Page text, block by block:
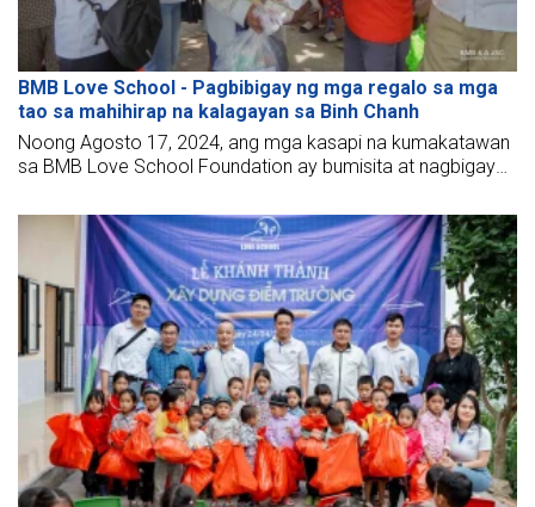
BMB Love School - Pagbibigay ng mga regalo sa mga
tao sa mahihirap na kalagayan sa Binh Chanh
Noong Agosto 17, 2024, ang mga kasapi na kumakatawan
sa BMB Love School Foundation ay bumisita at nagbigay
gatas.... sa mga mahihirap na kalagayan sa lugar ng Binh
Chanh. Bagamat ang mga regalo ay hindi malalaki, taglay
nito ang aming paggalang at pagmamahal para sa mga
Matanda, mga Tiya, at mga Tiyo dito.